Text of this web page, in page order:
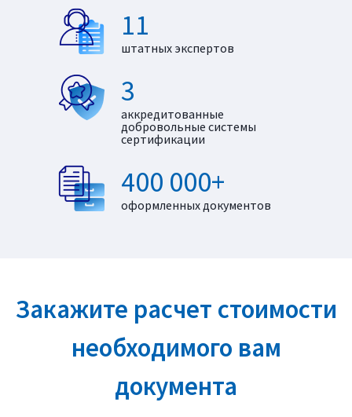
11
штатных экспертов
3
аккредитованные
добровольные системы
сертификации
400 000+
оформленных документов
Закажите расчет стоимости
необходимого вам
документа